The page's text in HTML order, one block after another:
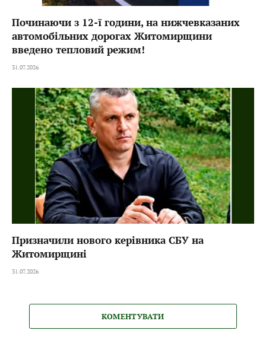
Починаючи з 12-ї години, на нижчевказаних
автомобільних дорогах Житомирщини
введено тепловий режим!
31.07.2026
Призначили нового керівника СБУ на
Житомирщині
31.07.2026
КОМЕНТУВАТИ